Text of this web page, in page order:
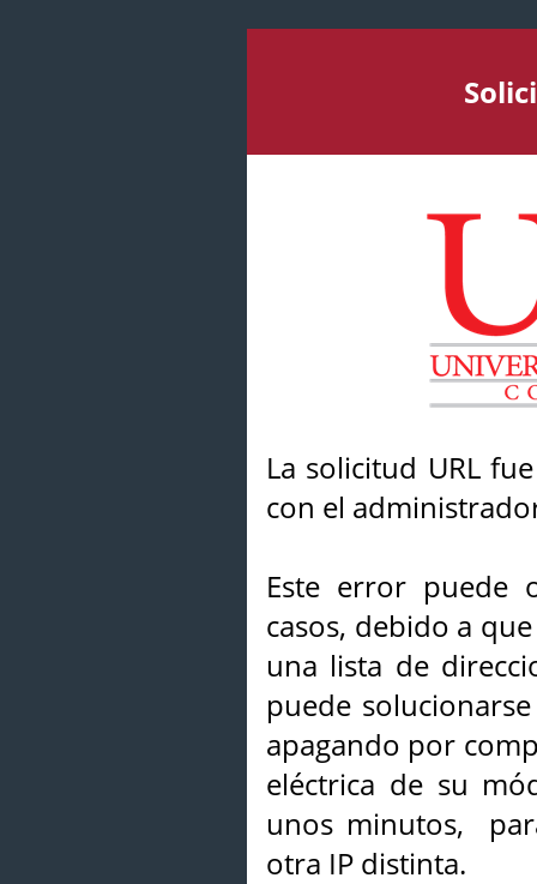
La solicitud URL
con el
Este error puede
casos, debido a
una lista de
puede
apagando por
eléctrica de su
unos minutos,
otra IP distinta.